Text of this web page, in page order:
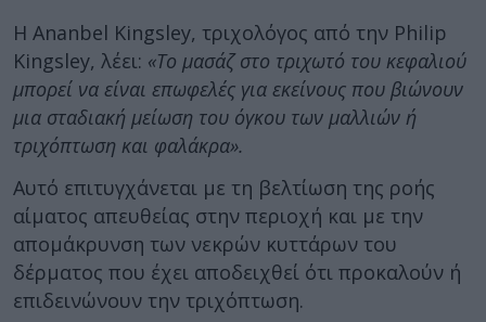
Η Ananbel Kingsley, τριχολόγος από την Philip
Kingsley, λέει: «Το μασάζ στο τριχωτό του κεφαλιού
μπορεί να είναι επωφελές για εκείνους που βιώνουν
μια σταδιακή μείωση του όγκου των μαλλιών ή
τριχόπτωση και φαλάκρα».
Αυτό επιτυγχάνεται με τη βελτίωση της ροής
αίματος απευθείας στην περιοχή και με την
απομάκρυνση των νεκρών κυττάρων του
δέρματος που έχει αποδειχθεί ότι προκαλούν ή
επιδεινώνουν την τριχόπτωση.